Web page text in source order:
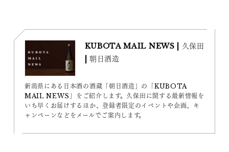
KUBOTA MAIL NEWS | 久保田
| 朝日酒造
新潟県にある日本酒の酒蔵「朝日酒造」の「KUBOTA
MAIL NEWS」をご紹介します。久保田に関する最新情報を
いち早くお届けするほか、登録者限定のイベントや企画、キ
ャンペーンなどをメールでご案内します。